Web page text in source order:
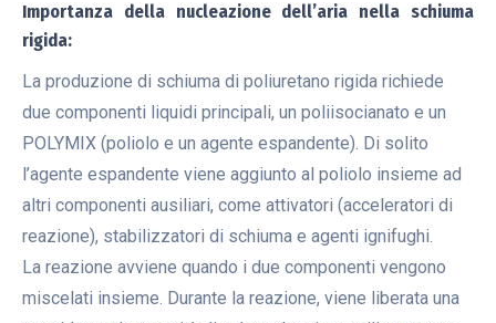
Importanza della nucleazione dell’aria nella schiuma
rigida:
La produzione di schiuma di poliuretano rigida richiede
due componenti liquidi principali, un poliisocianato e un
POLYMIX (poliolo e un agente espandente). Di solito
l’agente espandente viene aggiunto al poliolo insieme ad
altri componenti ausiliari, come attivatori (acceleratori di
reazione), stabilizzatori di schiuma e agenti ignifughi.
La reazione avviene quando i due componenti vengono
miscelati insieme. Durante la reazione, viene liberata una